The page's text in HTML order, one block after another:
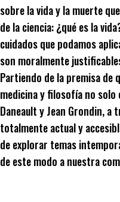
sobre la vida y la muerte
de la ciencia: ¿qué es la
cuidados que podamos
son moralmente
Partiendo de la premisa
medicina y filosofía no solo
Daneault y Jean Grondin, a
totalmente actual y
de explorar temas
de este modo a nuestra